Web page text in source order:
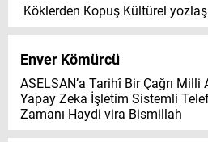
Köklerden Kopuş Kültürel
Enver Kömürcü
ASELSAN’a Tarihî Bir Çağrı Milli
Yapay Zeka İşletim Sistemli
Zamanı Haydi vira Bismillah